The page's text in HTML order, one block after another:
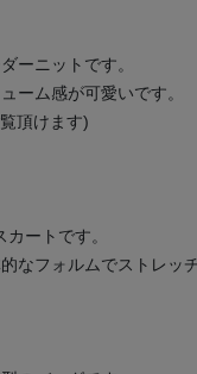
ーニットです。
ーム感が可愛いです。
頂けます)
ートです。
なフォルムでストレッ